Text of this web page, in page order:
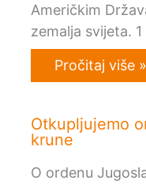
Američkim
zemalja svijeta.
Pročitaj više »
Otkupljujemo
krune
O ordenu